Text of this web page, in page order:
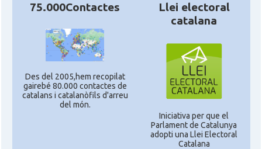
75.000Contactes
Des del 2005,hem recopilat
gairebé 80.000 contactes de
catalans i catalanòfils d'arreu
del món.
Llei electoral
catalana
Iniciativa per que el
Parlament de Catalunya
adopti una Llei Electoral
Catalana